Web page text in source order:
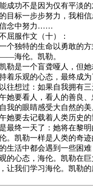
成功不是因为仅有平淡
目标一步步努力，我相
念中努力……
屈服作文（十）：
个独特的生命以勇敢的
海伦。凯勒。
勒是一个盲聋哑人，但她
着乐观的心态，最终成为
往想过：如果自我拥有三
她要看人，看人的善良
我的眼睛感受大自然的美
她要去记载着人类历史的
最终一天了：她将在黎明
。凯勒一样是人类的奇迹
生活中都会遇到一些困
的心态，海伦。凯勒在
让我们学习海伦。凯勒的